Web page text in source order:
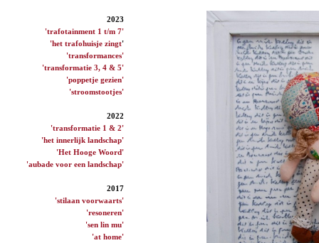
2023
'trafotainment 1 t/m 7'
'het trafohuisje zingt'
'transformances'
'transformatie 3, 4 & 5'
'poppetje gezien'
'stroomstootjes'
2022
'transformatie 1 & 2'
'het innerlijk landschap'
'Het Hooge Woord'
'aubade voor een landschap'
2017
'stilaan voorwaarts'
'resoneren'
'sen lin mu'
'at home'